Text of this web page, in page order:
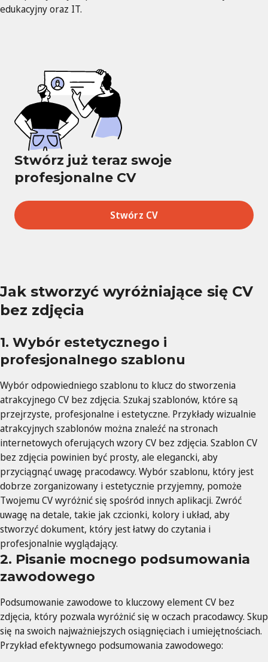
edukacyjny oraz IT.
Stwórz już teraz swoje
profesjonalne CV
Stwórz CV
Jak stworzyć wyróżniające się CV
bez zdjęcia
1. Wybór estetycznego i
profesjonalnego szablonu
Wybór odpowiedniego szablonu to klucz do stworzenia
atrakcyjnego CV bez zdjęcia. Szukaj szablonów, które są
przejrzyste, profesjonalne i estetyczne. Przykłady wizualnie
atrakcyjnych szablonów można znaleźć na stronach
internetowych oferujących wzory CV bez zdjęcia. Szablon CV
bez zdjęcia powinien być prosty, ale elegancki, aby
przyciągnąć uwagę pracodawcy. Wybór szablonu, który jest
dobrze zorganizowany i estetycznie przyjemny, pomoże
Twojemu CV wyróżnić się spośród innych aplikacji. Zwróć
uwagę na detale, takie jak czcionki, kolory i układ, aby
stworzyć dokument, który jest łatwy do czytania i
profesjonalnie wyglądający.
2. Pisanie mocnego podsumowania
zawodowego
Podsumowanie zawodowe to kluczowy element CV bez
zdjęcia, który pozwala wyróżnić się w oczach pracodawcy. Skup
się na swoich najważniejszych osiągnięciach i umiejętnościach.
Przykład efektywnego podsumowania zawodowego: